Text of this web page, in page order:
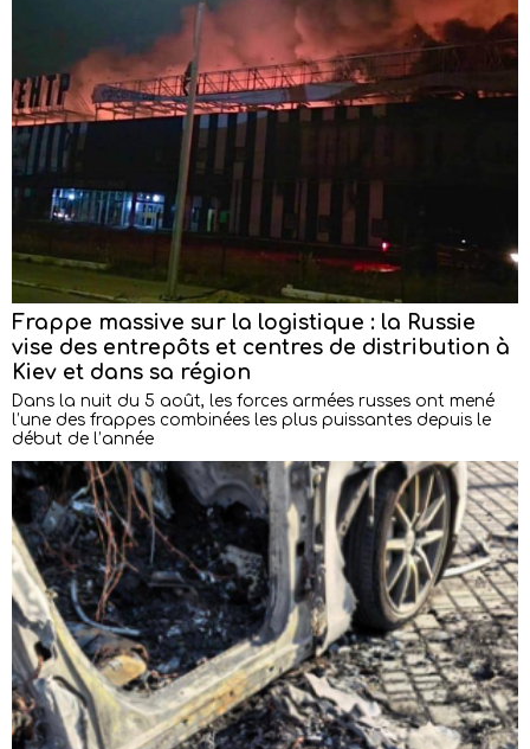
Frappe massive sur la logistique : la Russie
vise des entrepôts et centres de distribution à
Kiev et dans sa région
Dans la nuit du 5 août, les forces armées russes ont mené
l’une des frappes combinées les plus puissantes depuis le
début de l’année